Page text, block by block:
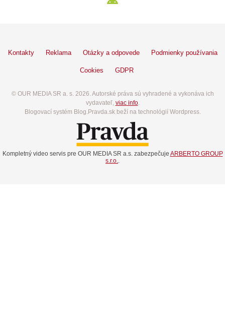
Kontakty Reklama Otázky a odpovede Podmienky používania
Cookies GDPR
© OUR MEDIA SR a. s. 2026. Autorské práva sú vyhradené a vykonáva ich
vydavateľ, viac info.
Blogovací systém Blog.Pravda.sk beží na technológií Wordpress.
Kompletný video servis pre OUR MEDIA SR a.s. zabezpečuje ARBERTO GROUP
s.r.o..